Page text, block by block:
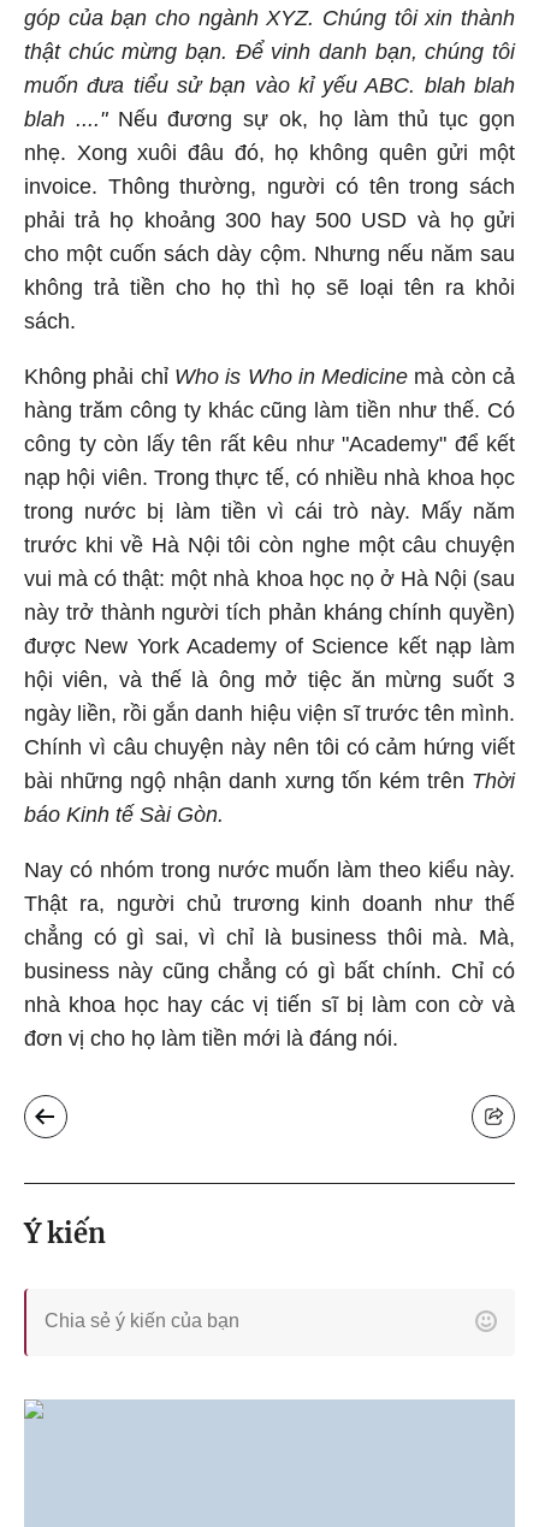
góp của bạn cho ngành XYZ. Chúng tôi xin thành
thật chúc mừng bạn. Để vinh danh bạn, chúng tôi
muốn đưa tiểu sử bạn vào kỉ yếu ABC. blah blah
blah ...." Nếu đương sự ok, họ làm thủ tục gọn
nhẹ. Xong xuôi đâu đó, họ không quên gửi một
invoice. Thông thường, người có tên trong sách
phải trả họ khoảng 300 hay 500 USD và họ gửi
cho một cuốn sách dày cộm. Nhưng nếu năm sau
không trả tiền cho họ thì họ sẽ loại tên ra khỏi
sách.
Không phải chỉ Who is Who in Medicine mà còn cả
hàng trăm công ty khác cũng làm tiền như thế. Có
công ty còn lấy tên rất kêu như "Academy" để kết
nạp hội viên. Trong thực tế, có nhiều nhà khoa học
trong nước bị làm tiền vì cái trò này. Mấy năm
trước khi về Hà Nội tôi còn nghe một câu chuyện
vui mà có thật: một nhà khoa học nọ ở Hà Nội (sau
này trở thành người tích phản kháng chính quyền)
được New York Academy of Science kết nạp làm
hội viên, và thế là ông mở tiệc ăn mừng suốt 3
ngày liền, rồi gắn danh hiệu viện sĩ trước tên mình.
Chính vì câu chuyện này nên tôi có cảm hứng viết
bài những ngộ nhận danh xưng tốn kém trên Thời
báo Kinh tế Sài Gòn.
Nay có nhóm trong nước muốn làm theo kiểu này.
Thật ra, người chủ trương kinh doanh như thế
chẳng có gì sai, vì chỉ là business thôi mà. Mà,
business này cũng chẳng có gì bất chính. Chỉ có
nhà khoa học hay các vị tiến sĩ bị làm con cờ và
đơn vị cho họ làm tiền mới là đáng nói.
Ý kiến